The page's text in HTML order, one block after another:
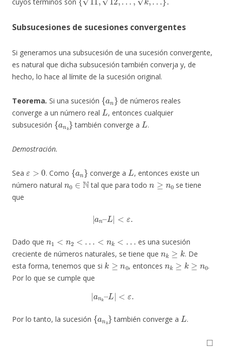
Subsucesiones de sucesiones convergentes
Si generamos una subsucesión de una sucesión convergente,
es natural que dicha subsucesión también converja y, de
hecho, lo hace al límite de la sucesión original.
Teorema. Si una sucesión
{a n}
de números reales
converge a un número real
L
, entonces cualquier
subsucesión
{ank}
también converge a
L
.
Demostración.
Sea . Como
{a n}
converge a
L
, entonces existe un
número natural
n 0∈N
tal que para todo
n≥n0
se tiene
que
|a –L |< ε
Dado que
es una sucesión
creciente de números naturales, se tiene que
nk≥k
. De
esta forma, tenemos que si
k≥n 0
, entonces
n k≥ k≥n0
.
Por lo que se cumple que
|a k– L |<ε
Por lo tanto, la sucesión
{a k
también converge a
L
.
◻